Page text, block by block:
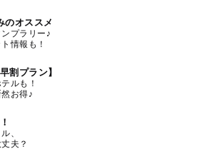
のオススメ
プラリー♪
情報も！
割プラン】
ルも！
お得♪
、
夫？